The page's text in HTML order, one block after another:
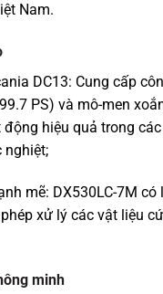
Nam.
DC13: Cung cấp
PS) và mô-men
hiệu quả trong
nghiệt;
mẽ: DX530LC-7M có
xử lý các vật liệu
minh